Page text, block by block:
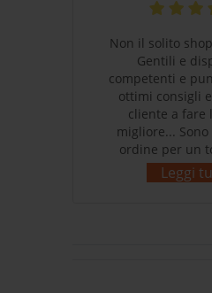
Non il solito
Gentili e
competenti e
ottimi consigli
cliente a fare
migliore...
ordine per un
prodotti
cura
Leggi